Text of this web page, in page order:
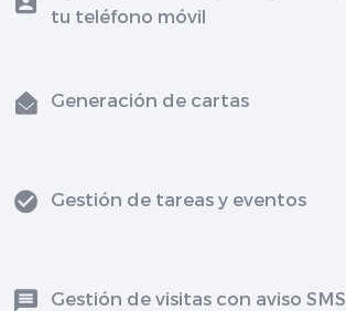
tu teléfono móvil
Generación de cartas
Gestión de tareas y eventos
Gestión de visitas con aviso SMS